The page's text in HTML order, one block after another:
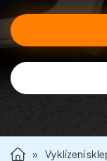
Reference
Kontakt
» Vyklízení